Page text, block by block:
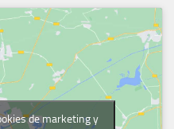
de marketing y